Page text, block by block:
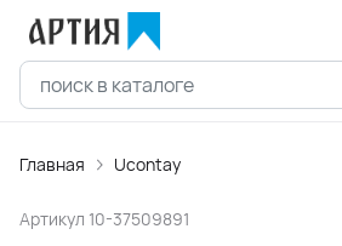
Главная Ucontay
Артикул 10-37509891